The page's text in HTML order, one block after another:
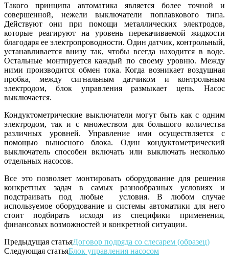
Такого принципа автоматика является более точной и
совершенной, нежели выключатели поплавкового типа.
Действуют они при помощи металлических электродов,
которые реагируют на уровень перекачиваемой жидкости
благодаря ее электропроводности. Один датчик, контрольный,
устанавливается внизу так, чтобы всегда находится в воде.
Остальные монтируется каждый по своему уровню. Между
ними производится обмен тока. Когда возникает воздушная
пробка, между сигнальным датчиком и контрольным
электродом, блок управления размыкает цепь. Насос
выключается.
Кондуктометрические выключатели могут быть как с одним
электродом, так и с множеством для большого количества
различных уровней. Управление ими осуществляется с
помощью выносного блока. Один кондуктометрический
выключатель способен включать или выключать несколько
отдельных насосов.
Все это позволяет монтировать оборудование для решения
конкретных задач в самых разнообразных условиях и
подстраивать под любые условия. В любом случае
используемое оборудование и системы автоматики для него
стоит подбирать исходя из специфики применения,
финансовых возможностей и конкретной ситуации.
Предыдущая статьяДоговор подряда со слесарем (образец)
Следующая статьяБлок управления насосом